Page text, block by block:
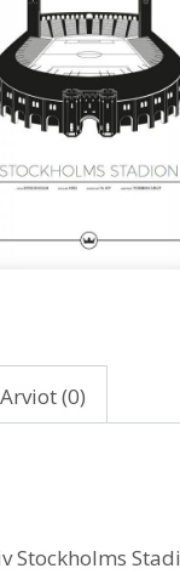
Arviot (0)
Stockholms